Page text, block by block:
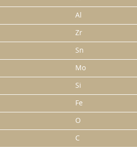
Al
Zr
Sn
Mo
Si
Fe
O
C